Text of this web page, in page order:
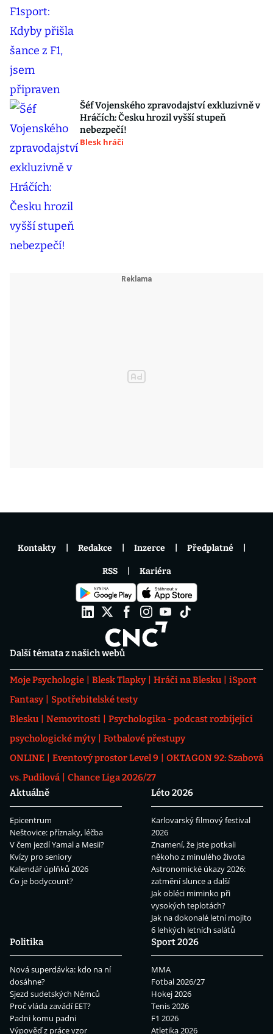
Šéf Vojenského zpravodajství exkluzivně v
Hráčích: Česku hrozil vyšší stupeň
nebezpečí!
Blesk hráči
Další témata z našich webů
Moje Psychologie Blesk Tlapky Hráči na Blesku
iSport
Fantasy
Spotřebitelské testy
Blesku
Nemovitosti
Psychologika - podcast rozbíjející
psychologické mýty
Fotbalové přestupy
ONLINE
Eventový prostor Level 9
OKTAGON 92: Szabová
vs. Pudilová
Chance Liga 2026/27
Aktuálně
Epicentrum
Neštovice: příznaky, léčba
V čem jezdí Yamal a Mesii?
Kvízy pro seniory
Kalendář úplňků 2026
Co je bodycount?
Léto 2026
Karlovarský filmový festival
2026
Znamení, že jste potkali
někoho z minulého života
Astronomické úkazy 2026:
zatmění slunce a další
Jak obléci miminko při
vysokých teplotách?
Jak na dokonalé letní mojito
6 lehkých letních salátů
Politika
Nová superdávka: kdo na ní
dosáhne?
Sjezd sudetských Němců
Proč vláda zavádí EET?
Padni komu padni
Výpověď z práce vzor
Sport 2026
MMA
Fotbal 2026/27
Hokej 2026
Tenis 2026
F1 2026
Atletika 2026
Kontakty Redakce Inzerce Předplatné
RSS Kariéra